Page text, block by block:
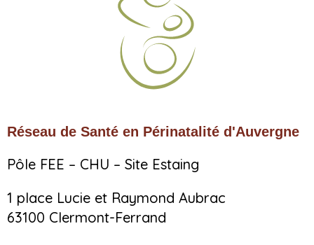
Réseau de Santé en Périnatalité d'Auvergne
Pôle FEE – CHU – Site Estaing
1 place Lucie et Raymond Aubrac
63100 Clermont-Ferrand